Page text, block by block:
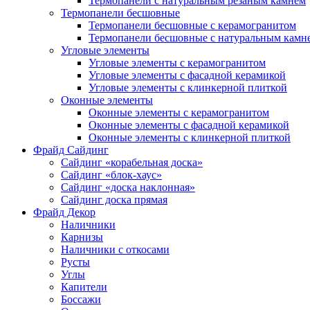
Термопанели бесшовные
Термопанели бесшовные с керамогранитом
Термопанели бесшовные с натуральным
Угловые элементы
Угловые элементы с керамогранитом
Угловые элементы с фасадной керамикой
Угловые элементы с клинкерной плиткой
Оконные элементы
Оконные элементы с керамогранитом
Оконные элементы с фасадной керамикой
Оконные элементы с клинкерной плиткой
Фрайд Сайдинг
Сайдинг «корабельная доска»
Сайдинг «блок-хаус»
Сайдинг «доска наклонная»
Сайдинг доска прямая
Фрайд Декор
Наличники
Карнизы
Наличники с откосами
Русты
Углы
Капители
Боссажи